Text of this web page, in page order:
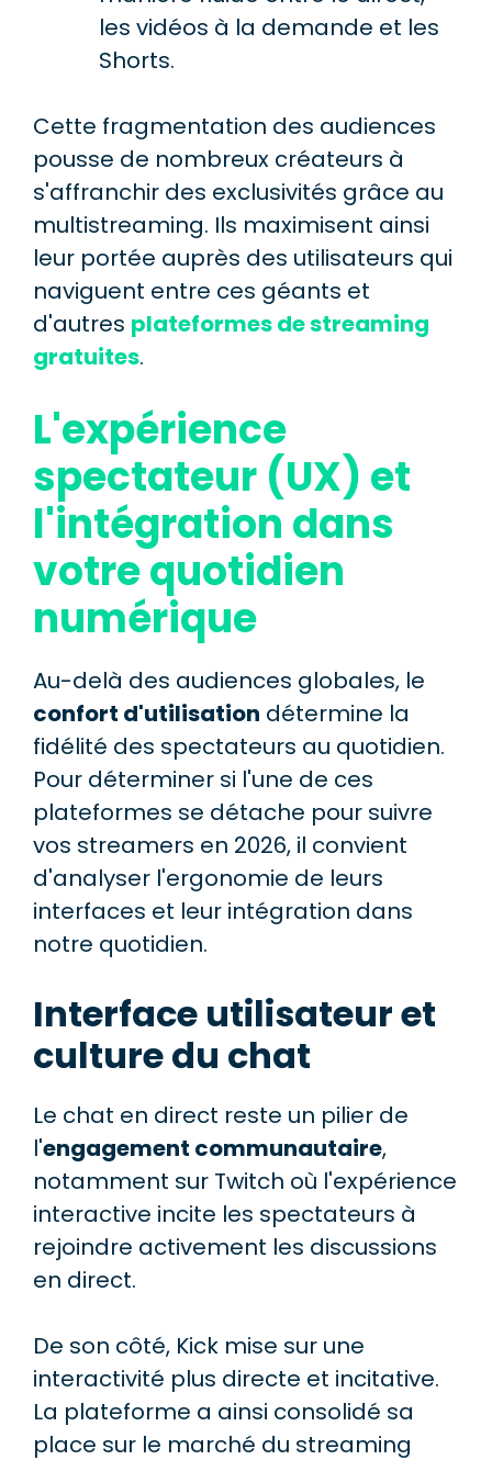
les vidéos à la demande et les
Shorts.
Cette fragmentation des audiences
pousse de nombreux créateurs à
s'affranchir des exclusivités grâce au
multistreaming. Ils maximisent ainsi
leur portée auprès des utilisateurs qui
naviguent entre ces géants et
d'autres plateformes de streaming
gratuites.
L'expérience
spectateur (UX) et
l'intégration dans
votre quotidien
numérique
Au-delà des audiences globales, le
confort d'utilisation détermine la
fidélité des spectateurs au quotidien.
Pour déterminer si l'une de ces
plateformes se détache pour suivre
vos streamers en 2026, il convient
d'analyser l'ergonomie de leurs
interfaces et leur intégration dans
notre quotidien.
Interface utilisateur et
culture du chat
Le chat en direct reste un pilier de
l'engagement communautaire,
notamment sur Twitch où l'expérience
interactive incite les spectateurs à
rejoindre activement les discussions
en direct.
De son côté, Kick mise sur une
interactivité plus directe et incitative.
La plateforme a ainsi consolidé sa
place sur le marché du streaming